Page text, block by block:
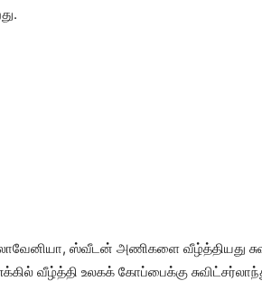
ஸ்வீடன் அணிகளை வீழ்த்தியது
வீழ்த்தி உலகக் கோப்பைக்கு